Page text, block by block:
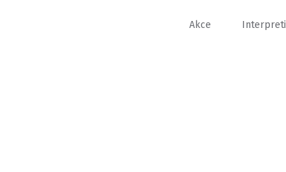
Akce Interpreti